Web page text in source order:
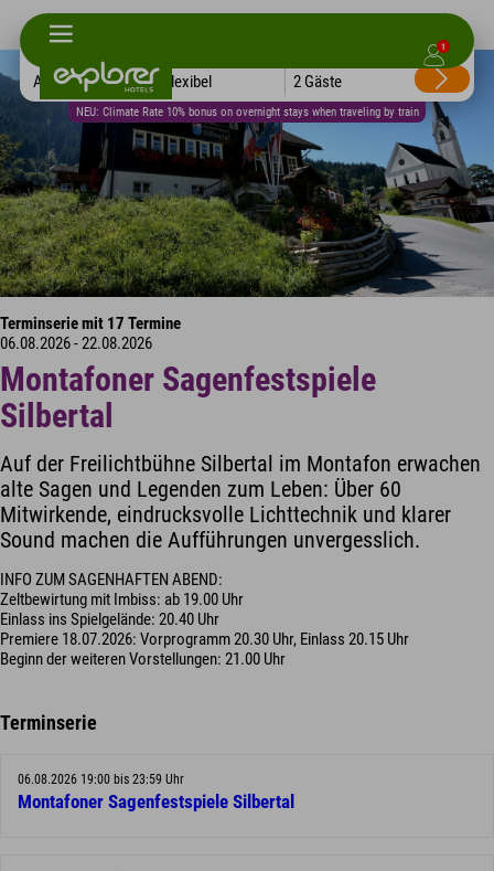
1
NEU: Climate Rate 10% bonus on overnight stays when traveling by train
Alle Hotels Flexibel 2 Gäste
Terminserie mit 17 Termine
06.08.2026 - 22.08.2026
Montafoner Sagenfestspiele
Silbertal
Auf der Freilichtbühne Silbertal im Montafon erwachen
alte Sagen und Legenden zum Leben: Über 60
Mitwirkende, eindrucksvolle Lichttechnik und klarer
Sound machen die Aufführungen unvergesslich.
INFO ZUM SAGENHAFTEN ABEND:
Zeltbewirtung mit Imbiss: ab 19.00 Uhr
Einlass ins Spielgelände: 20.40 Uhr
Premiere 18.07.2026: Vorprogramm 20.30 Uhr, Einlass 20.15 Uhr
Beginn der weiteren Vorstellungen: 21.00 Uhr
Terminserie
06.08.2026 19:00 bis 23:59 Uhr
Montafoner Sagenfestspiele Silbertal